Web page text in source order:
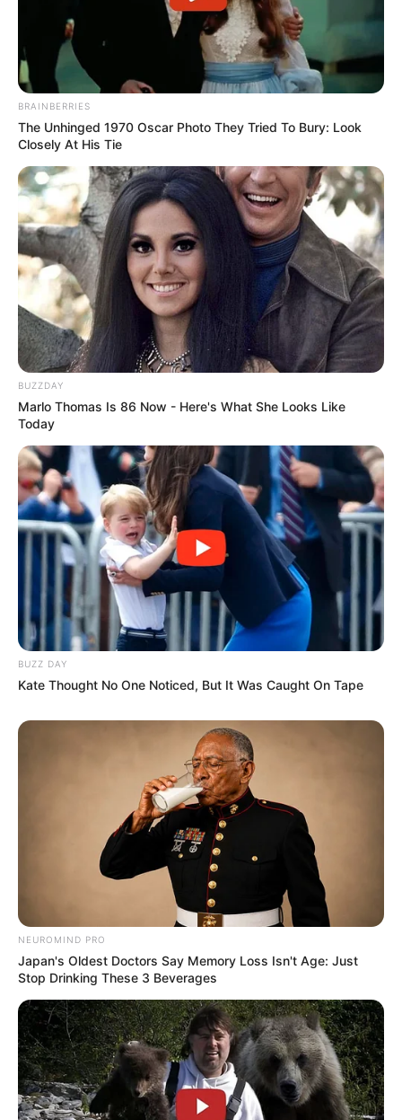
(foto: pinterest)
8. Modeloversized
bisa memberikan penampilan
lebih trendi dan kekinian dibanding model ketat.
Cukup padukan dengan jeans sudah cantik
BRAINBERRIES
The Unhinged 1970 Oscar Photo They Tried To Bury: Look
Closely At His Tie
BUZZDAY
Marlo Thomas Is 86 Now - Here's What She Looks Like
Today
BUZZ DAY
Kate Thought No One Noticed, But It Was Caught On Tape
NEUROMIND PRO
Japan's Oldest Doctors Say Memory Loss Isn't Age: Just
Stop Drinking These 3 Beverages